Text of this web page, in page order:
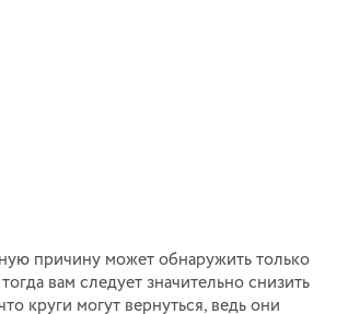
причину может обнаружить только
вам следует значительно снизить
круги могут вернуться, ведь они